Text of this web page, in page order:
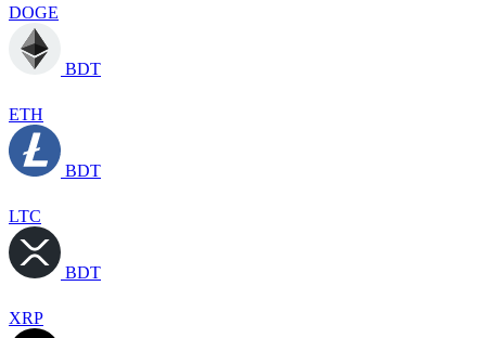
DOGE
BDT
ETH
BDT
LTC
BDT
XRP